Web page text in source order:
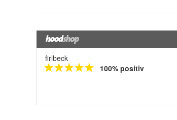
firlbeck
100% positiv